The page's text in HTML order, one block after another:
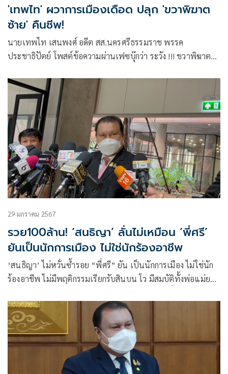
'เทพไท' ผวาการเมืองเดือด ปลุก 'ขวาพิฆาต
ซ้าย' คืนชีพ!
นายเทพไท เสนพงศ์ อดีต สส.นครศรีธรรมราช พรรค
ประชาธิปัตย์ โพสต์ข้อความผ่านเฟซบุ๊กว่า ระวัง !!! ขวาพิฆาต
29 มกราคม 2567
รวย100ล้าน! ‘สนธิญา’ ลั่นไม่เหมือน ‘พี่ศรี’
ยันเป็นนักการเมือง ไม่ใช่นักร้องอาชีพ
‘สนธิญา’ ไม่หวั่นซ้ำรอย “พี่ศรี” ยัน เป็นนักการเมือง ไม่ใช่นัก
ร้องอาชีพ ไม่มีพฤติกรรมเรียกรับสินบน โว มีสมบัติทั้งพ่อแม่ยก
ตั้งซ่อม